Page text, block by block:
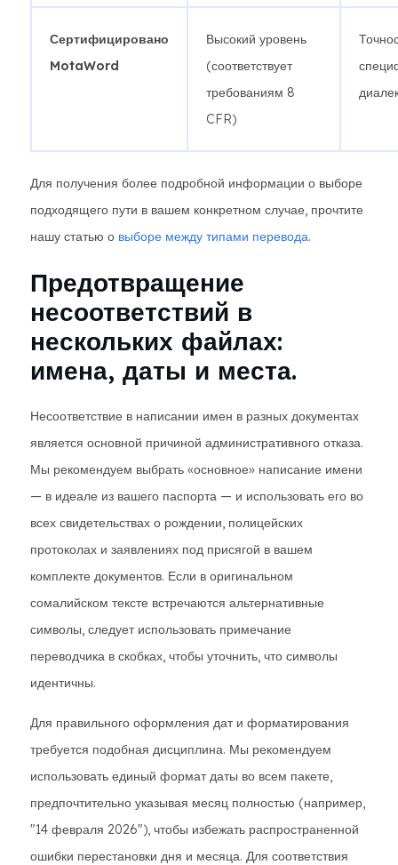
Сертифицировано
MotaWord
Высокий уровень
(соответствует
требованиям 8
CFR)
Для получения более подробной информации о выборе
подходящего пути в вашем конкретном случае, прочтите
нашу статью о выборе между типами перевода.
Предотвращение
несоответствий в
нескольких файлах:
имена, даты и места.
Несоответствие в написании имен в разных документах
является основной причиной административного отказа.
Мы рекомендуем выбрать «основное» написание имени
— в идеале из вашего паспорта — и использовать его во
всех свидетельствах о рождении, полицейских
протоколах и заявлениях под присягой в вашем
комплекте документов. Если в оригинальном
сомалийском тексте встречаются альтернативные
символы, следует использовать примечание
переводчика в скобках, чтобы уточнить, что символы
идентичны.
Для правильного оформления дат и форматирования
требуется подобная дисциплина. Мы рекомендуем
использовать единый формат даты во всем пакете,
предпочтительно указывая месяц полностью (например,
"14 февраля 2026"), чтобы избежать распространенной
ошибки перестановки дня и месяца. Для соответствия